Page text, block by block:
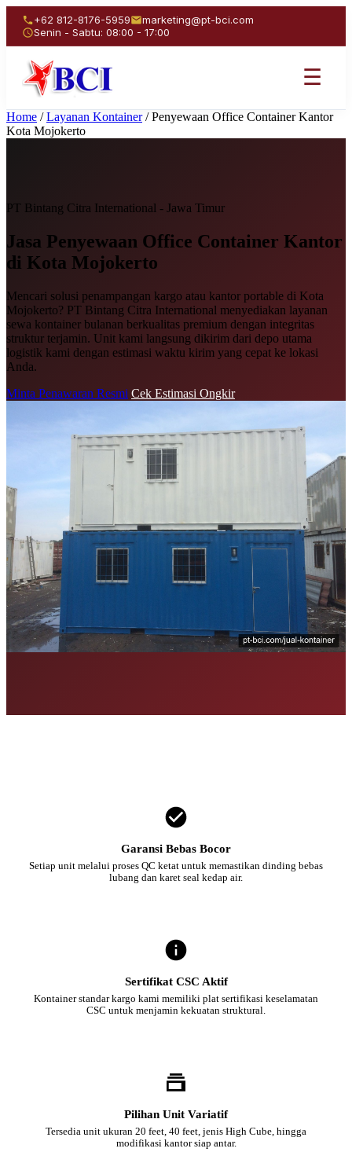
+62 812-8176-5959
marketing@pt-bci.com
Senin - Sabtu: 08:00 - 17:00
☰
Home / Layanan Kontainer / Penyewaan Office Container Kantor
Kota Mojokerto
PT Bintang Citra International - Jawa Timur
Jasa Penyewaan Office Container Kantor
di Kota Mojokerto
Mencari solusi penampangan kargo atau kantor portable di Kota
Mojokerto? PT Bintang Citra International menyediakan layanan
sewa kontainer bulanan berkualitas premium dengan integritas
struktur terjamin. Unit kami langsung dikirim dari depo utama
logistik kami dengan estimasi waktu kirim yang cepat ke lokasi
Anda.
Minta Penawaran Resmi Cek Estimasi Ongkir
Garansi Bebas Bocor
Setiap unit melalui proses QC ketat untuk memastikan dinding bebas
lubang dan karet seal kedap air.
Sertifikat CSC Aktif
Kontainer standar kargo kami memiliki plat sertifikasi keselamatan
CSC untuk menjamin kekuatan struktural.
Pilihan Unit Variatif
Tersedia unit ukuran 20 feet, 40 feet, jenis High Cube, hingga
modifikasi kantor siap antar.